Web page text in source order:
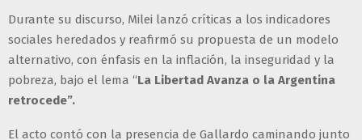
Durante su discurso, Milei lanzó críticas a los indicadores
sociales heredados y reafirmó su propuesta de un modelo
alternativo, con énfasis en la inflación, la inseguridad y la
pobreza, bajo el lema “La Libertad Avanza o la Argentina
retrocede”.
El acto contó con la presencia de Gallardo caminando junto